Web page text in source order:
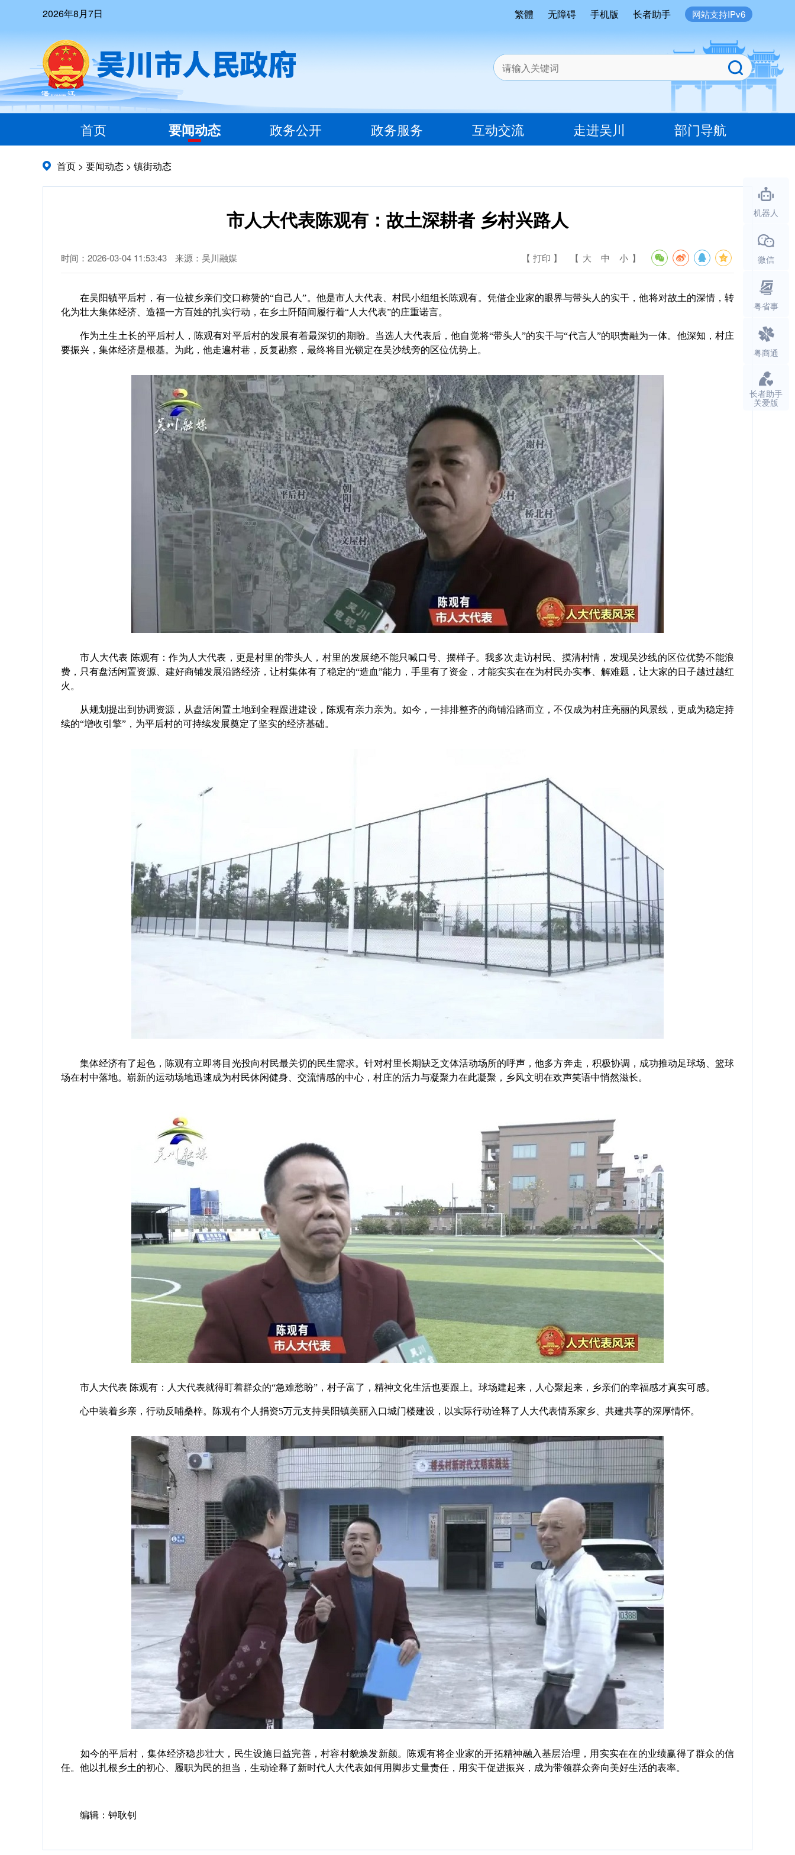
2026年8月7日 繁體 无障碍 手机版 长者助手 网站支持IPv6
首页 要闻动态 政务公开 政务服务 互动交流 走进吴川 部门导航
首页 > 要闻动态 > 镇街动态
市人大代表陈观有：故土深耕者 乡村兴路人
时间：2026-03-04 11:53:43 来源：吴川融媒 【 打印 】 【 大 中 小 】
在吴阳镇平后村，有一位被乡亲们交口称赞的“自己人”。他是市人大代表、村民小组组长陈观有。凭借企业家的眼界与带头人的实干，他将对故土的深情，转
化为壮大集体经济、造福一方百姓的扎实行动，在乡土阡陌间履行着“人大代表”的庄重诺言。
作为土生土长的平后村人，陈观有对平后村的发展有着最深切的期盼。当选人大代表后，他自觉将“带头人”的实干与“代言人”的职责融为一体。他深知，村庄
要振兴，集体经济是根基。为此，他走遍村巷，反复勘察，最终将目光锁定在吴沙线旁的区位优势上。
市人大代表 陈观有：作为人大代表，更是村里的带头人，村里的发展绝不能只喊口号、摆样子。我多次走访村民、摸清村情，发现吴沙线的区位优势不能浪
费，只有盘活闲置资源、建好商铺发展沿路经济，让村集体有了稳定的“造血”能力，手里有了资金，才能实实在在为村民办实事、解难题，让大家的日子越过越红
火。
从规划提出到协调资源，从盘活闲置土地到全程跟进建设，陈观有亲力亲为。如今，一排排整齐的商铺沿路而立，不仅成为村庄亮丽的风景线，更成为稳定持
续的“增收引擎”，为平后村的可持续发展奠定了坚实的经济基础。
集体经济有了起色，陈观有立即将目光投向村民最关切的民生需求。针对村里长期缺乏文体活动场所的呼声，他多方奔走，积极协调，成功推动足球场、篮球
场在村中落地。崭新的运动场地迅速成为村民休闲健身、交流情感的中心，村庄的活力与凝聚力在此凝聚，乡风文明在欢声笑语中悄然滋长。
市人大代表 陈观有：人大代表就得盯着群众的“急难愁盼”，村子富了，精神文化生活也要跟上。球场建起来，人心聚起来，乡亲们的幸福感才真实可感。
心中装着乡亲，行动反哺桑梓。陈观有个人捐资5万元支持吴阳镇美丽入口城门楼建设，以实际行动诠释了人大代表情系家乡、共建共享的深厚情怀。
如今的平后村，集体经济稳步壮大，民生设施日益完善，村容村貌焕发新颜。陈观有将企业家的开拓精神融入基层治理，用实实在在的业绩赢得了群众的信
任。他以扎根乡土的初心、履职为民的担当，生动诠释了新时代人大代表如何用脚步丈量责任，用实干促进振兴，成为带领群众奔向美好生活的表率。
编辑：钟耿钊
机器人
微信
粤省事
粤商通
长者助手
关爱版